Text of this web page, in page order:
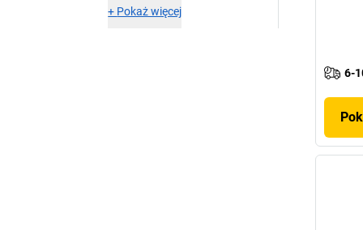
+ Pokaż więcej
6-